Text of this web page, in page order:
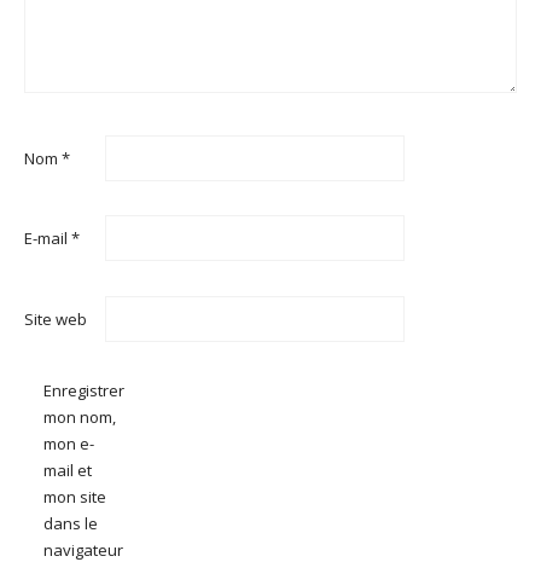
Nom *
E-mail *
Site web
Enregistrer
mon nom,
mon e-
mail et
mon site
dans le
navigateur